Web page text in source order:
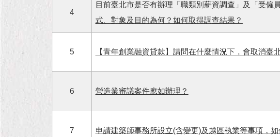
4
目前臺北市是否有辦理「職類別薪資調查」及「受僱
式、對象及目的為何？如何取得調查結果？
5 【青年創業融資貸款】請問在什麼情況下，會取消臺
6 營造業審議案件應如辦理？
7 申請建築師事務所設立(含變更)及越區執業等事項，如